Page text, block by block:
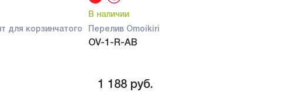
для корзинчатого
В наличии
Перелив Omoikiri
OV-1-R-AB
1 188 руб.